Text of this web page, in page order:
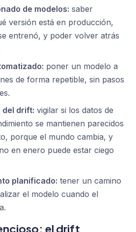
de modelos: saber
versión está en producción,
entrenó, y poder volver atrás
poner un modelo a
de forma repetible, sin pasos
del drift: vigilar si los datos de
se mantienen parecidos
porque el mundo cambia, y
en enero puede estar ciego
planificado: tener un camino
el modelo cuando el
el drift